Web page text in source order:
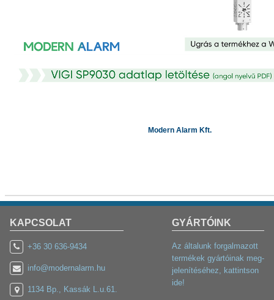
Modern Alarm Kft.
KAPCSOLAT
+36 30 636-9434
info@modernalarm.hu
1134 Bp., Kassák L.u.61.
GYÁRTÓINK
Az általunk forgalmazott
termékek gyártóinak meg-
jelenítéséhez, kattintson
ide!